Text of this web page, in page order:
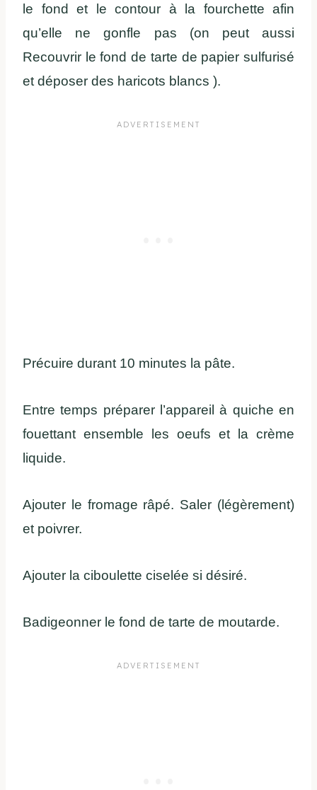
le fond et le contour à la fourchette afin
qu’elle ne gonfle pas (on peut aussi
Recouvrir le fond de tarte de papier sulfurisé
et déposer des haricots blancs ).
Précuire durant 10 minutes la pâte.
Entre temps préparer l’appareil à quiche en
fouettant ensemble les oeufs et la crème
liquide.
Ajouter le fromage râpé. Saler (légèrement)
et poivrer.
Ajouter la ciboulette ciselée si désiré.
Badigeonner le fond de tarte de moutarde.